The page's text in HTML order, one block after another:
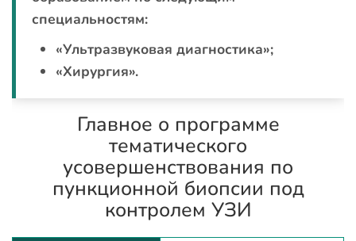
специальностям:
«Ультразвуковая диагностика»;
«Хирургия».
Главное о программе
тематического
усовершенствования по
пункционной биопсии под
контролем УЗИ